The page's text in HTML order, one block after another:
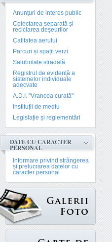
Anunțuri de interes public
Colectarea separată și
reciclarea deșeurilor
Calitatea aerului
Parcuri și spații verzi
Salubritate stradală
Registrul de evidență a
sistemelor individuale
adecvate
A.D.I. "Vrancea curată"
Instituții de mediu
Legislație și reglementări
DATE CU CARACTER
PERSONAL
Informare privind strângerea
și prelucrarea datelor cu
caracter personal